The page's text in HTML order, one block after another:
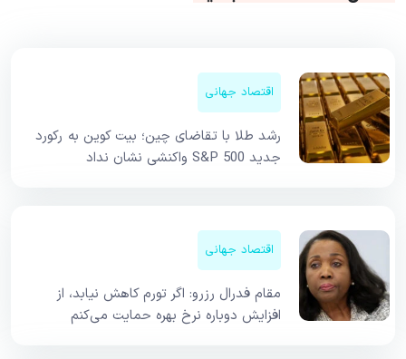
اقتصاد جهانی
رشد طلا با تقاضای چین؛ بیت کوین به رکورد
جدید S&P 500 واکنشی نشان نداد
اقتصاد جهانی
مقام فدرال رزرو: اگر تورم کاهش نیابد، از
افزایش دوباره نرخ بهره حمایت می‌کنم